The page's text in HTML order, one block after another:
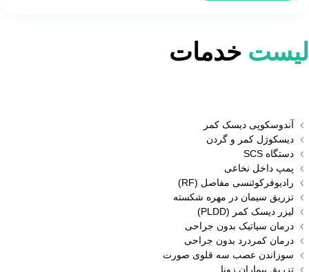
لیست خدمات
آندوسکوپی دیسک کمر
دیسکوژل کمر و گردن
دستگاه SCS
پمپ داخل نخاعی
رادیوفرکوئنسی مفاصل (RF)
تزریق سیمان در مهره شکسته
لیزر دیسک کمر (PLDD)
درمان سیاتیک بدون جراحی
درمان کمردرد بدون جراحی
سوزاندن عصب سه قلوی صورت
تزریق بیماران زونا